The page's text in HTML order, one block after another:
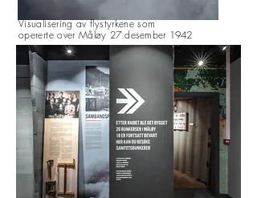
Visualisering av flystyrkene som
opererte overMåløy 27.desember 1942